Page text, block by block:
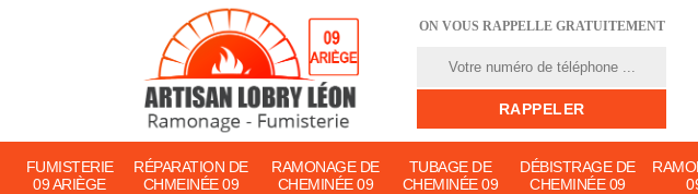
ON VOUS RAPPELLE GRATUITEMENT
FUMISTERIE
09 ARIÈGE
RÉPARATION DE
CHMEINÉE 09
RAMONAGE DE
CHEMINÉE 09
TUBAGE DE
CHEMINÉE 09
DÉBISTRAGE DE
CHEMINÉE 09